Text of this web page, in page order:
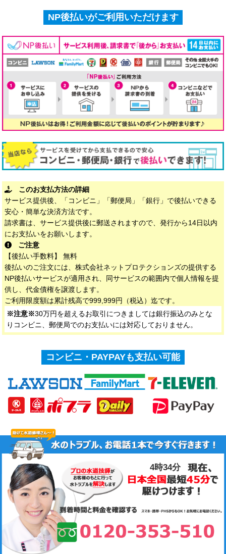
NP後払いがご利用いただけます
このお支払方法の詳細
サービス提供後、「コンビニ」「郵便局」「銀行」で後払いできる
安心・簡単な決済方法です。
請求書は、サービス提供後に郵送されますので、発行から14日以内
にお支払いをお願いします。
ご注意
【後払い手数料】 無料
後払いのご注文には、株式会社ネットプロテクションズの提供する
NP後払いサービスが適用され、同サービスの範囲内で個人情報を提
供し、代金債権を譲渡します。
ご利用限度額は累計残高で999,999円（税込）迄です。
※注意※30万円を超えるお取引につきましては銀行振込のみとな
りコンビニ、郵便局でのお支払いには対応しておりません。
コンビニ・PAYPAYも支払い可能
4時34分